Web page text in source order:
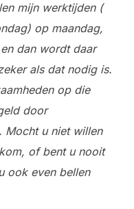
mijn werktijden (
op maandag,
dan wordt daar
als dat nodig is.
op die
door
Mocht u niet willen
of bent u nooit
ook even bellen